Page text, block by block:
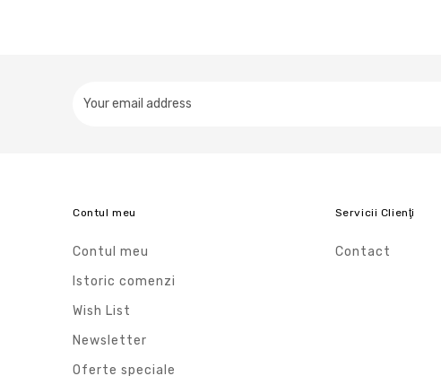
Contul meu
Contul meu
Istoric comenzi
Wish List
Newsletter
Oferte speciale
Servicii Clienţi
Contact